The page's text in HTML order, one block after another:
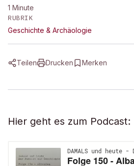
1 Minute
RUBRIK
Geschichte & Archäologie
Teilen Drucken Merken
Hier geht es zum Podcast: